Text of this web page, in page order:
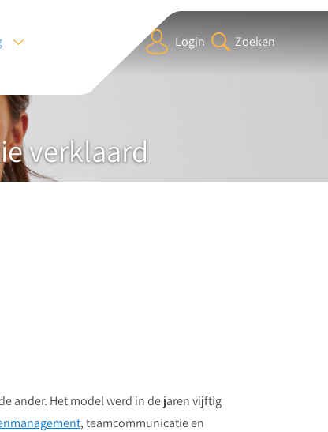
Login Zoeken
verklaard
ander. Het model werd in de jaren vijftig
, teamcommunicatie en